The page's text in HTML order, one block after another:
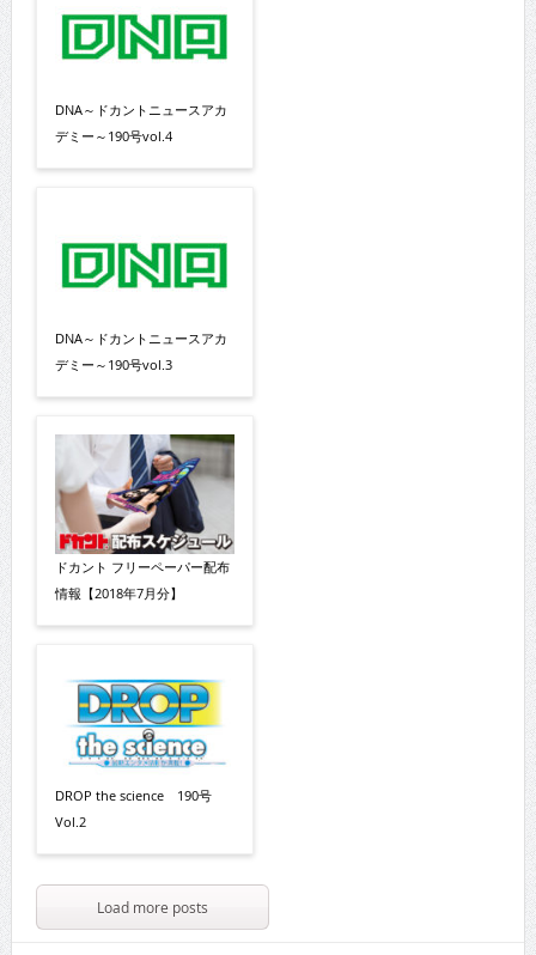
DNA～ドカントニュースアカ
デミー～190号vol.4
DNA～ドカントニュースアカ
デミー～190号vol.3
ドカント フリーペーパー配布
情報【2018年7月分】
DROP the science 190号
Vol.2
Load more posts